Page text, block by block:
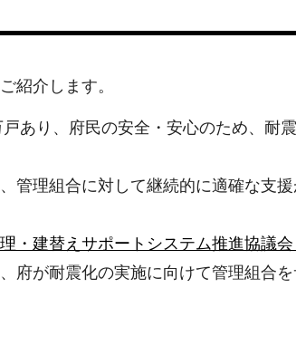
紹介します。
あり、府民の安全・安心のため、耐
管理組合に対して継続的に適確な支
・建替えサポートシステム推進協議会
が耐震化の実施に向けて管理組合